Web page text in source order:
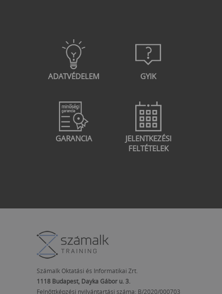
ADATVÉDELEM GYIK
GARANCIA
JELENTKEZÉSI
FELTÉTELEK
Számalk Oktatási és Informatikai Zrt.
1118 Budapest, Dayka Gábor u. 3.
Felnőttképzési nyilvántartási száma: B/2020/000703